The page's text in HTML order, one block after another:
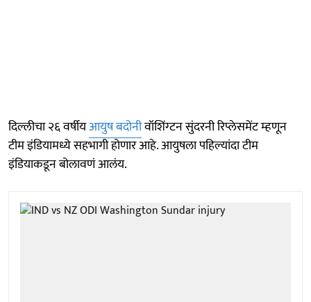
दिल्लीचा २६ वर्षीयआयुष बदोनीवॉशिंग्टन सुंदरनी रिप्लेसमेंट म्हणून
टीम इंडियामध्ये सहभागी होणार आहे. आयुषला पहिल्यांदा टीम
इंडियाकडून बोलावणं आलंय.